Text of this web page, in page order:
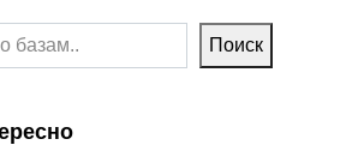
Поиск